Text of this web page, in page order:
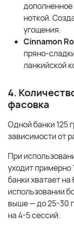
дополненное
ноткой.
угощения.
Cinnamon
пряно-
ланкийской
4.
фасовка
Одной банки 125
зависимости от
При
уходит примерно
банки хватает
использовании
выше — до 25-30
на 4-5 сессий.